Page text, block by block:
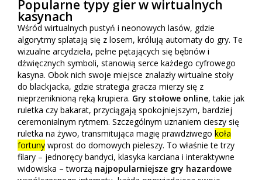
Popularne typy gier w wirtualnych
kasynach
Wśród wirtualnych pustyń i neonowych lasów, gdzie
algorytmy splatają się z losem, królują automaty do gry. Te
wizualne arcydzieła, pełne pętających się bębnów i
dźwięcznych symboli, stanowią serce każdego cyfrowego
kasyna. Obok nich swoje miejsce znalazły wirtualne stoły
do blackjacka, gdzie strategia gracza mierzy się z
nieprzeniknioną ręką krupiera. Gry stołowe online, takie jak
ruletka czy bakarat, przyciągają spokojniejszym, bardziej
ceremonialnym rytmem. Szczególnym uznaniem cieszy się
ruletka na żywo, transmitująca magię prawdziwego koła
fortuny wprost do domowych pieleszy. To właśnie te trzy
filary – jednoręcy bandyci, klasyka karciana i interaktywne
widowiska – tworzą najpopularniejsze gry hazardowe